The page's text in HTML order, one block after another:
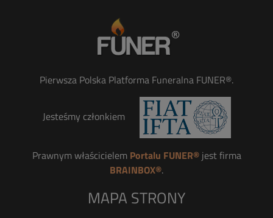
Pierwsza Polska Platforma Funeralna FUNER®.
Jesteśmy członkiem
Prawnym właścicielem Portalu FUNER®jest firma
BRAINBOX®.
MAPA STRONY